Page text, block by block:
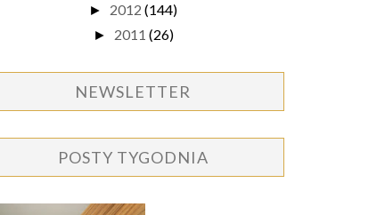
► 2012 (144)
► 2011 (26)
NEWSLETTER
POSTY TYGODNIA